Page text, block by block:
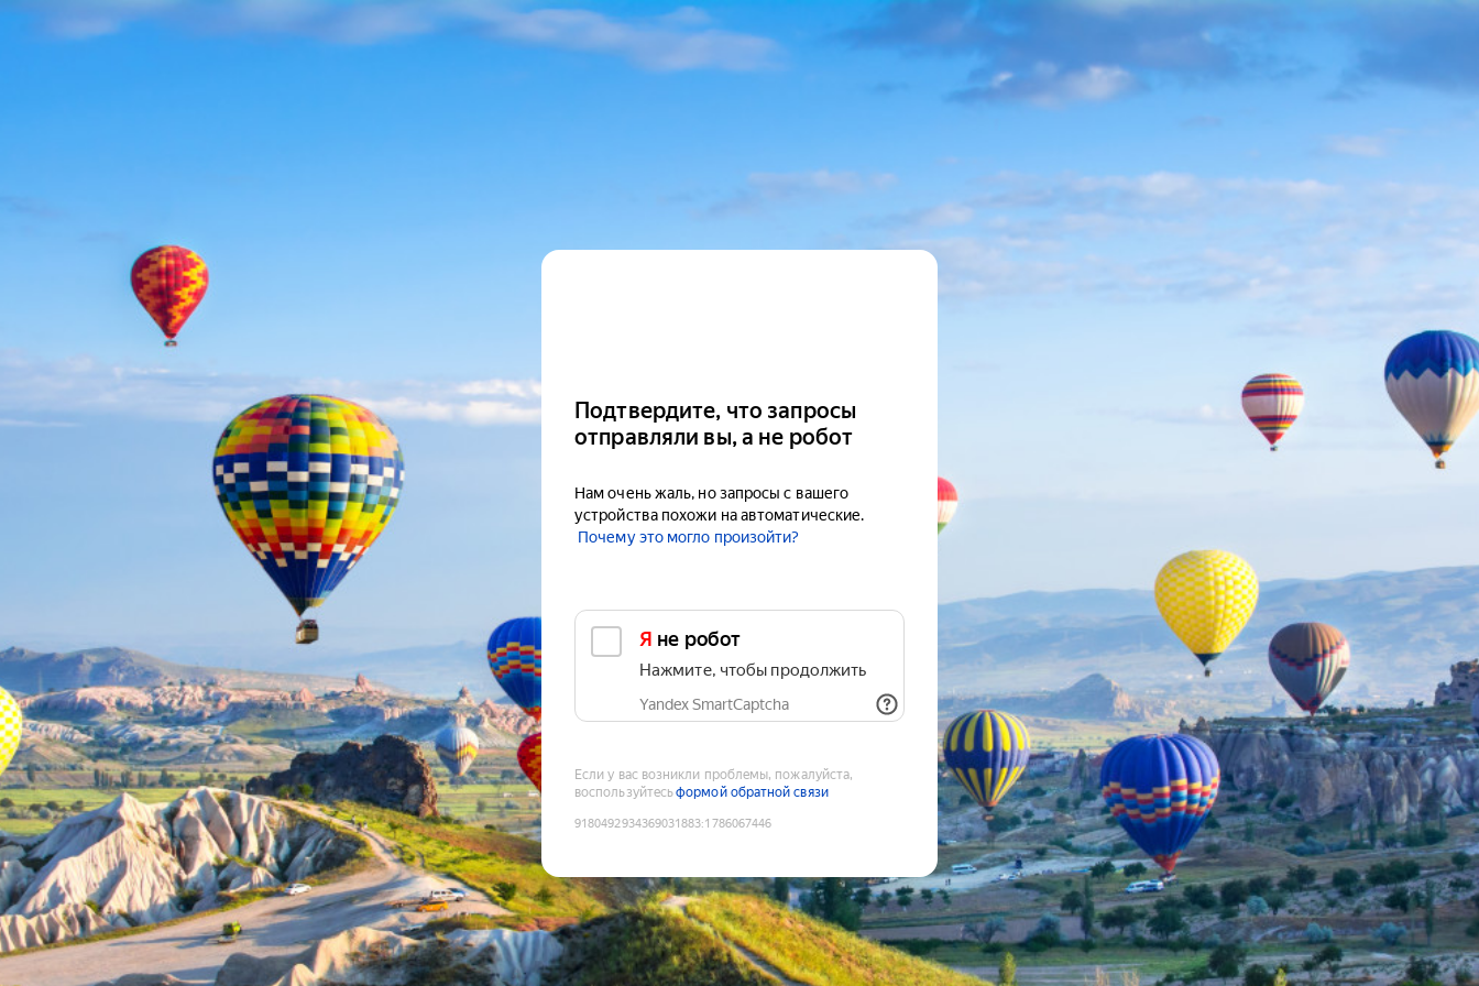
Подтвердите, что запросы
отправляли вы, а не робот
Нам очень жаль, но запросы с вашего
устройства похожи на автоматические.
Почему это могло произойти?
Я не робот
Нажмите, чтобы продолжить
Yandex SmartCaptcha
Если у вас возникли проблемы, пожалуйста,
воспользуйтесьформой обратной связи
9180492934369031883:1786067446